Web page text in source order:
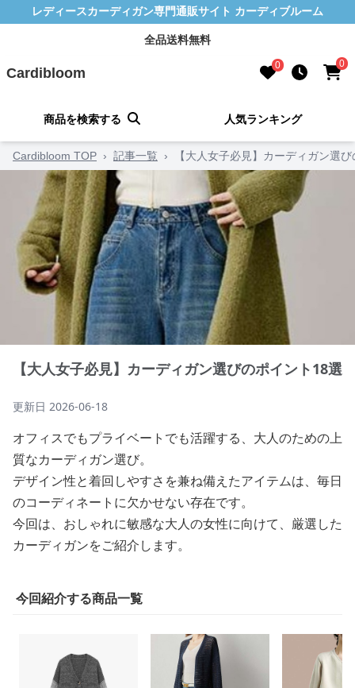
レディースカーディガン専門通販サイト カーディブルーム
全品送料無料
Cardibloom 0 0
商品を検索する 人気ランキング
Cardibloom TOP › 記事一覧 › 【大人女子必見】カーディガン選
【大人女子必見】カーディガン選びのポイント18選
更新日 2026-06-18
オフィスでもプライベートでも活躍する、大人のための上
質なカーディガン選び。
デザイン性と着回しやすさを兼ね備えたアイテムは、毎日
のコーディネートに欠かせない存在です。
今回は、おしゃれに敏感な大人の女性に向けて、厳選した
カーディガンをご紹介します。
今回紹介する商品一覧